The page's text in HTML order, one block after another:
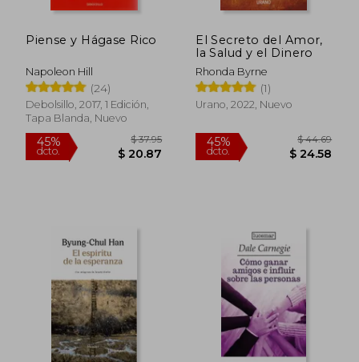
Piense y Hágase Rico
Napoleon Hill
(24)
Debolsillo, 2017, 1 Edición,
Tapa Blanda, Nuevo
El Secreto del Amor,
la Salud y el Dinero
Rhonda Byrne
(1)
Urano, 2022, Nuevo